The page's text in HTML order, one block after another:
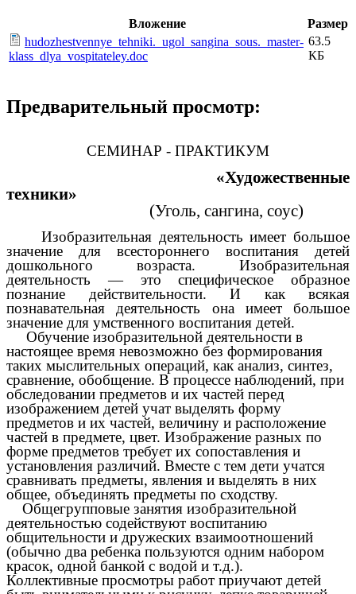
Вложение
Размер
hudozhestvennye_tehniki._ugol_sangina_sous._master-
klass_dlya_vospitateley.doc
63.5
КБ
Предварительный просмотр:
СЕМИНАР - ПРАКТИКУМ
«Художественные
техники»
(Уголь, сангина, соус)
Изобразительная деятельность имеет большое
значение для всестороннего воспитания детей
дошкольного возраста. Изобразительная
деятельность — это специфическое образное
познание действительности. И как всякая
познавательная деятельность она имеет большое
значение для умственного воспитания детей.
Обучение изобразительной деятельности в
настоящее время невозможно без формирования
таких мыслительных операций, как анализ, синтез,
сравнение, обобщение. В процессе наблюдений, при
обследовании предметов и их частей перед
изображением детей учат выделять форму
предметов и их частей, величину и расположение
частей в предмете, цвет. Изображение разных по
форме предметов требует их сопоставления и
установления различий. Вместе с тем дети учатся
сравнивать предметы, явления и выделять в них
общее, объединять предметы по сходству.
Общегрупповые занятия изобразительной
деятельностью содействуют воспитанию
общительности и дружеских взаимоотношений
(обычно два ребенка пользуются одним набором
красок, одной банкой с водой и т.д.).
Коллективные просмотры работ приучают детей